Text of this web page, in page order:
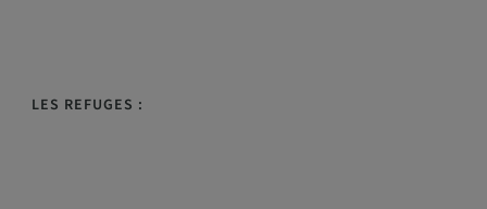
LES REFUGES :